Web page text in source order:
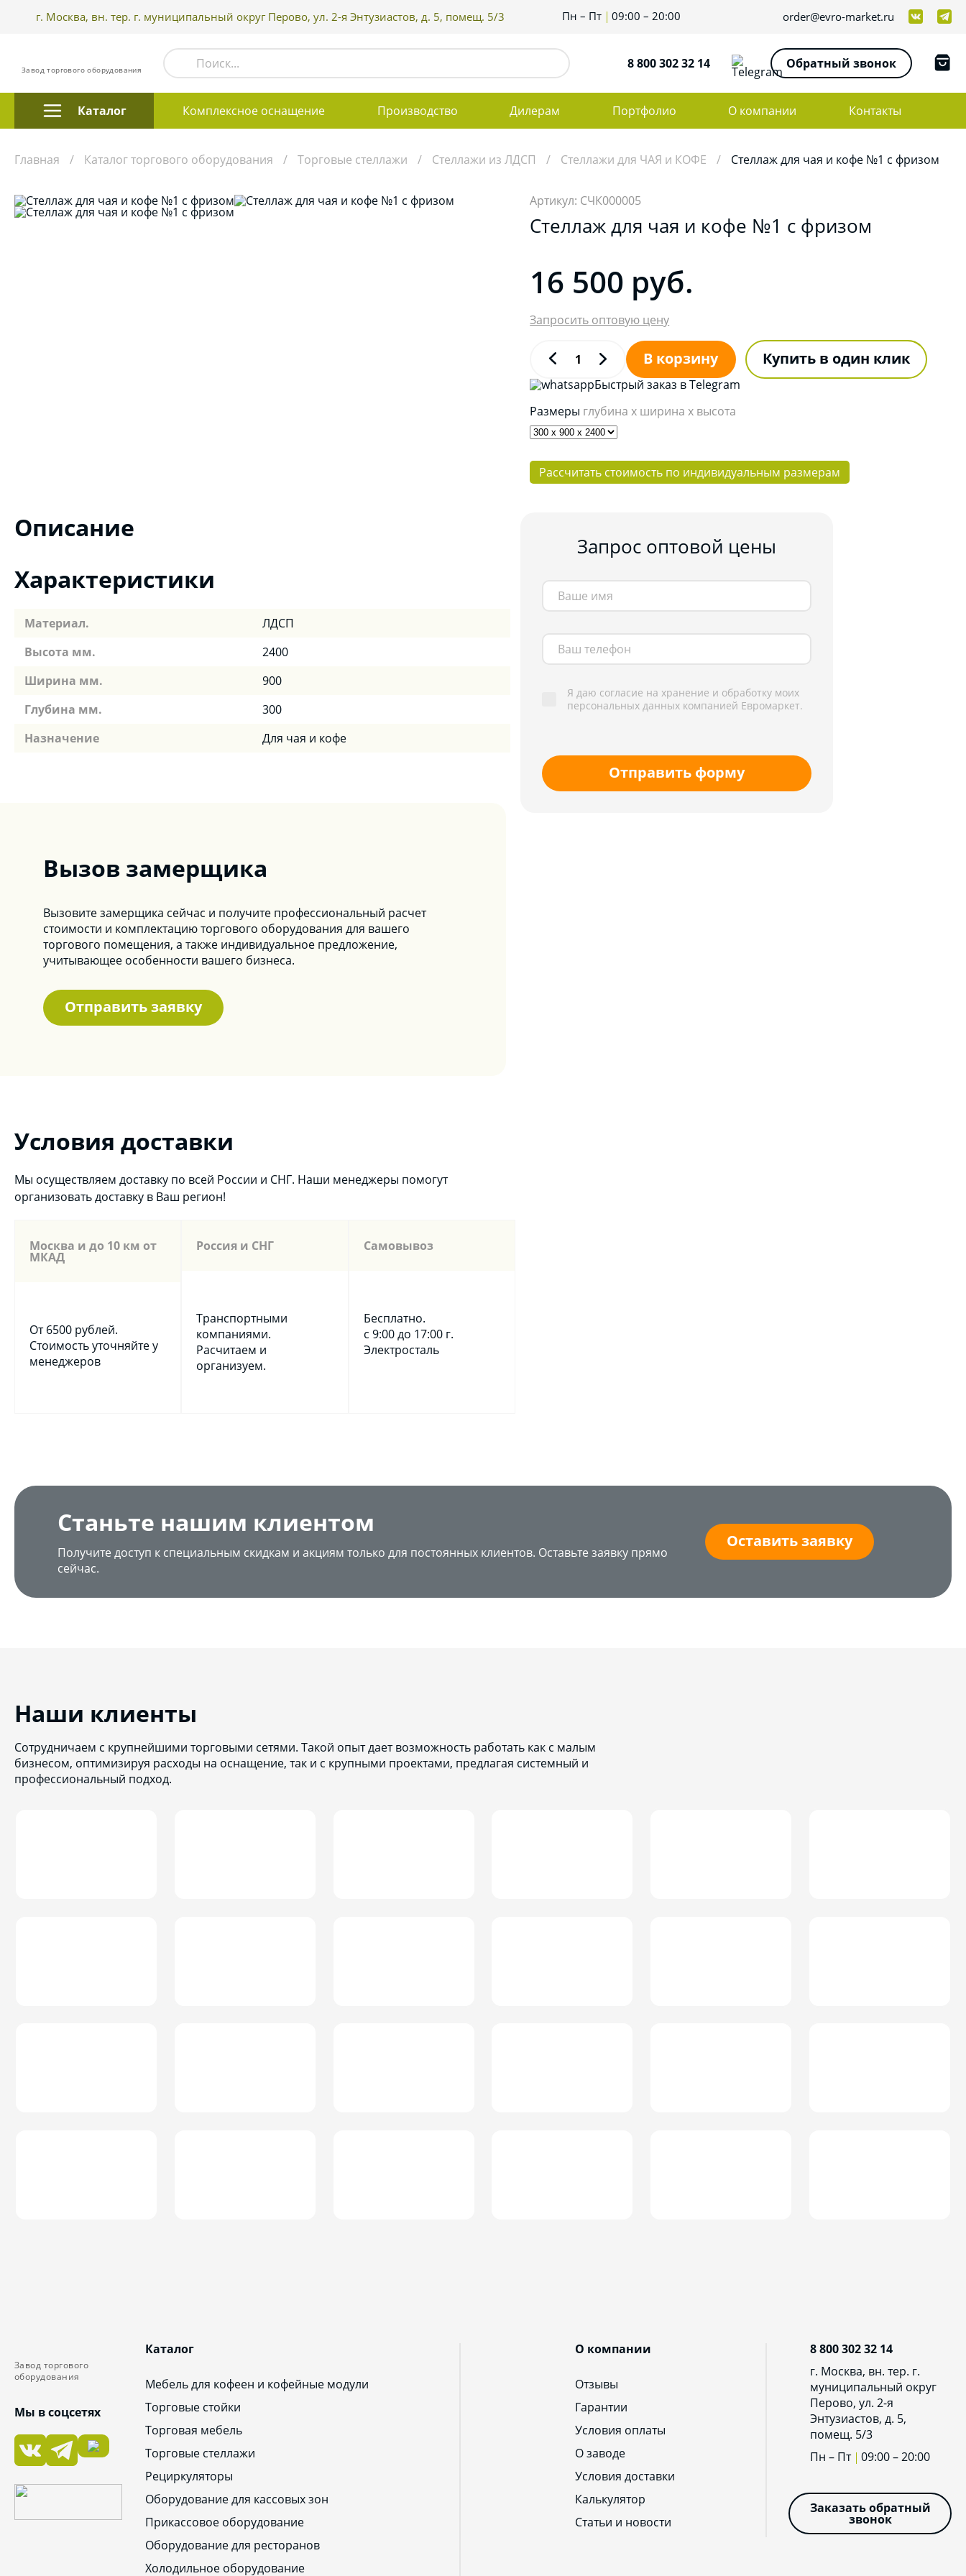
г. Москва, вн. тер. г. муниципальный округ Перово, ул. 2-я Энтузиастов, д. 5, помещ. 5/3 Пн – Пт 09:00 – 20:00 order@evro-market.ru
Завод торгового оборудования 8 800 302 32 14 Обратный звонок
Каталог Комплексное оснащение Производство Дилерам Портфолио О компании Контакты
Главная Каталог торгового оборудования Торговые стеллажи Стеллажи из ЛДСП Стеллажи для ЧАЯ и КОФЕ Стеллаж для чая и кофе №1 с фризом
Артикул: СЧК000005
Стеллаж для чая и кофе №1 с фризом
16 500 руб.
Запросить оптовую цену
В корзину Купить в один клик
Быстрый заказ в Telegram
Размеры глубина x ширина x высота
Рассчитать стоимость по индивидуальным размерам
Описание
Характеристики
Материал.
ЛДСП
Высота мм.
2400
Ширина мм.
900
Глубина мм.
300
Назначение
Для чая и кофе
Вызов замерщика
Вызовите замерщика сейчас и получите профессиональный расчет
стоимости и комплектацию торгового оборудования для вашего
торгового помещения, а также индивидуальное предложение,
учитывающее особенности вашего бизнеса.
Отправить заявку
Условия доставки
Мы осуществляем доставку по всей России и СНГ. Наши менеджеры помогут
организовать доставку в Ваш регион!
Москва и до 10 км от
МКАД
От 6500 рублей.
Стоимость уточняйте у
менеджеров
Россия и СНГ
Транспортными
компаниями.
Расчитаем и
организуем.
Самовывоз
Бесплатно.
с 9:00 до 17:00 г.
Электросталь
Запрос оптовой цены
Я даю согласие на хранение и обработку моих
персональных данных компанией Евромаркет.
Отправить форму
Станьте нашим клиентом
Получите доступ к специальным скидкам и акциям только для постоянных клиентов. Оставьте заявку прямо
сейчас.
Оставить заявку
Наши клиенты
Сотрудничаем с крупнейшими торговыми сетями. Такой опыт дает возможность работать как с малым
бизнесом, оптимизируя расходы на оснащение, так и с крупными проектами, предлагая системный и
профессиональный подход.
Завод торгового
оборудования
Мы в соцсетях
Каталог
Мебель для кофеен и кофейные модули
Торговые стойки
Торговая мебель
Торговые стеллажи
Рециркуляторы
Оборудование для кассовых зон
Прикассовое оборудование
Оборудование для ресторанов
Холодильное оборудование
О компании
Отзывы
Гарантии
Условия оплаты
О заводе
Условия доставки
Калькулятор
Статьи и новости
8 800 302 32 14
г. Москва, вн. тер. г.
муниципальный округ
Перово, ул. 2-я
Энтузиастов, д. 5,
помещ. 5/3
Пн – Пт 09:00 – 20:00
Заказать обратный
звонок